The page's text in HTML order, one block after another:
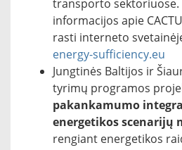
transporto sektoriuose.
informacijos apie
rasti interneto
energy-sufficiency.eu
Jungtinės Baltijos ir
tyrimų programos
pakankamumo
energetikos scenarijų
rengiant energetikos